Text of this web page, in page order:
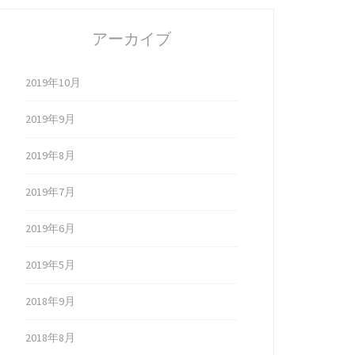
アーカイブ
2019年10月
2019年9月
2019年8月
2019年7月
2019年6月
2019年5月
2018年9月
2018年8月